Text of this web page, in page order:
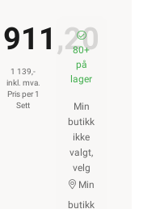
911,20
1 139,-
inkl. mva.
Pris per 1
Sett
80+
på
lager
Min
butikk
ikke
valgt,
velg
Min
butikk